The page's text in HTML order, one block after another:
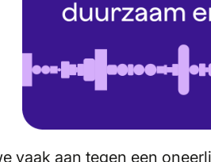
vaak aan tegen een